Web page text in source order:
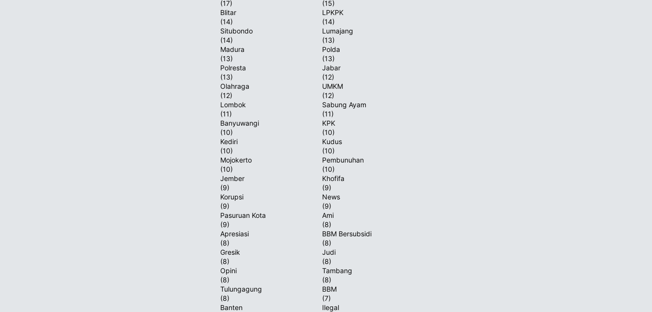
(17)
(15)
Blitar
(14)
LPKPK
(14)
Situbondo
(14)
Lumajang
(13)
Madura
(13)
Polda
(13)
Polresta
(13)
Jabar
(12)
Olahraga
(12)
UMKM
(12)
Lombok
(11)
Sabung Ayam
(11)
Banyuwangi
(10)
KPK
(10)
Kediri
(10)
Kudus
(10)
Mojokerto
(10)
Pembunuhan
(10)
Jember
(9)
Khofifa
(9)
Korupsi
(9)
News
(9)
Pasuruan Kota
(9)
Ami
(8)
Apresiasi
(8)
BBM Bersubsidi
(8)
Gresik
(8)
Judi
(8)
Opini
(8)
Tambang
(8)
Tulungagung
(8)
BBM
(7)
Banten
Ilegal